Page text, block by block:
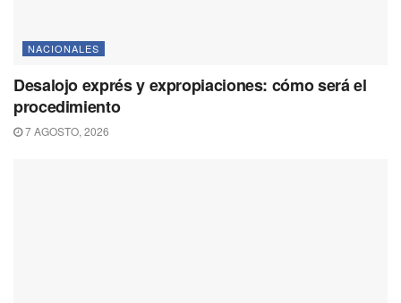
NACIONALES
Desalojo exprés y expropiaciones: cómo será el
procedimiento
7 AGOSTO, 2026